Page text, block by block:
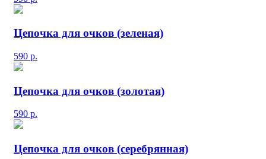
Цепочка для очков (зеленая)
590 р.
Цепочка для очков (золотая)
590 р.
Цепочка для очков (серебрянная)